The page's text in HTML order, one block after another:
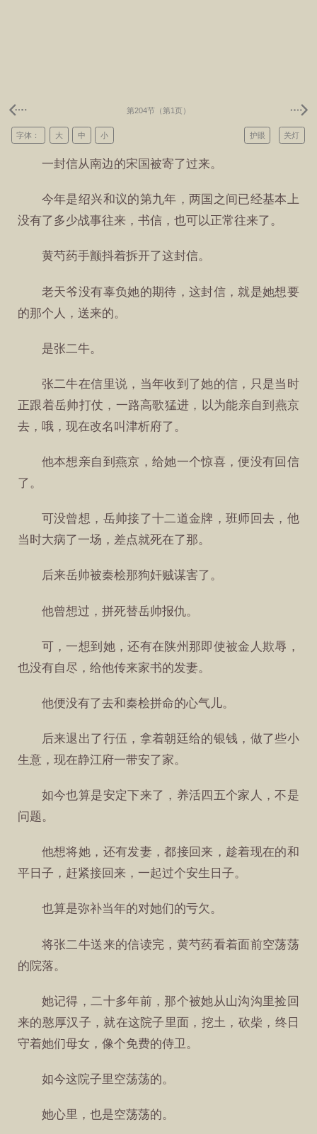
第204节（第1页）
关灯
护眼
字体： 大 中 小
一封信从南边的宋国被寄了过来。
今年是绍兴和议的第九年，两国之间已经基本上
没有了多少战事往来，书信，也可以正常往来了。
黄芍药手颤抖着拆开了这封信。
老天爷没有辜负她的期待，这封信，就是她想要
的那个人，送来的。
是张二牛。
张二牛在信里说，当年收到了她的信，只是当时
正跟着岳帅打仗，一路高歌猛进，以为能亲自到燕京
去，哦，现在改名叫津析府了。
他本想亲自到燕京，给她一个惊喜，便没有回信
了。
可没曾想，岳帅接了十二道金牌，班师回去，他
当时大病了一场，差点就死在了那。
后来岳帅被秦桧那狗奸贼谋害了。
他曾想过，拼死替岳帅报仇。
可，一想到她，还有在陕州那即使被金人欺辱，
也没有自尽，给他传来家书的发妻。
他便没有了去和秦桧拼命的心气儿。
后来退出了行伍，拿着朝廷给的银钱，做了些小
生意，现在静江府一带安了家。
如今也算是安定下来了，养活四五个家人，不是
问题。
他想将她，还有发妻，都接回来，趁着现在的和
平日子，赶紧接回来，一起过个安生日子。
也算是弥补当年的对她们的亏欠。
将张二牛送来的信读完，黄芍药看着面前空荡荡
的院落。
她记得，二十多年前，那个被她从山沟沟里捡回
来的憨厚汉子，就在这院子里面，挖土，砍柴，终日
守着她们母女，像个免费的侍卫。
如今这院子里空荡荡的。
她心里，也是空荡荡的。